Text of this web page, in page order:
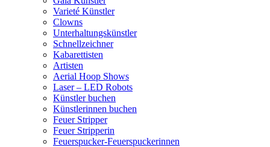
Varieté Künstler
Clowns
Unterhaltungskünstler
Schnellzeichner
Kabarettisten
Artisten
Aerial Hoop Shows
Laser – LED Robots
Künstler buchen
Künstlerinnen buchen
Feuer Stripper
Feuer Stripperin
Feuerspucker-Feuerspuckerinnen